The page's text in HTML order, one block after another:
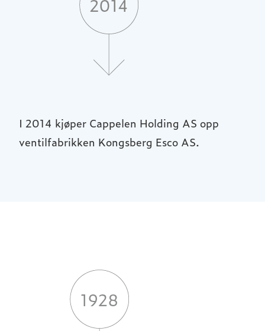
I 2014 kjøper Cappelen Holding AS opp
ventilfabrikken Kongsberg Esco AS.